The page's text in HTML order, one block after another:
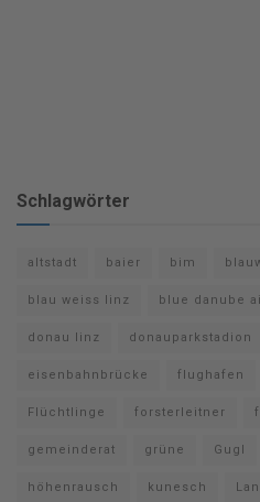
Schlagwörter
altstadt baier bim
blau weiss linz blue danube
donau linz donauparkstadion
eisenbahnbrücke flughafen
Flüchtlinge forsterleitner
gemeinderat grüne Gugl
höhenrausch kunesch